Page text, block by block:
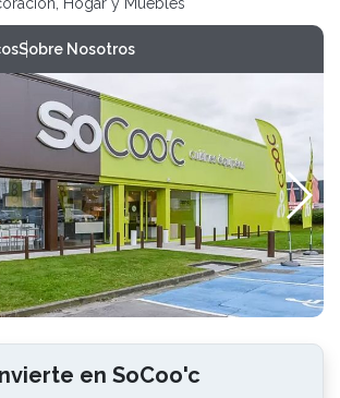
Sobre Nosotros
en SoCoo'c